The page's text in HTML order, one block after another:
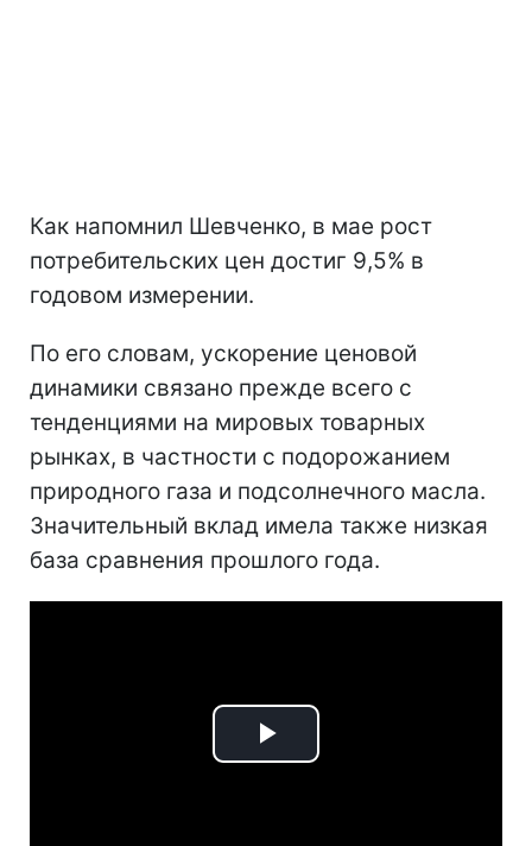
Как напомнил Шевченко, в мае рост
потребительских цен достиг 9,5% в
годовом измерении.
По его словам, ускорение ценовой
динамики связано прежде всего с
тенденциями на мировых товарных
рынках, в частности с подорожанием
природного газа и подсолнечного масла.
Значительный вклад имела также низкая
база сравнения прошлого года.
Play